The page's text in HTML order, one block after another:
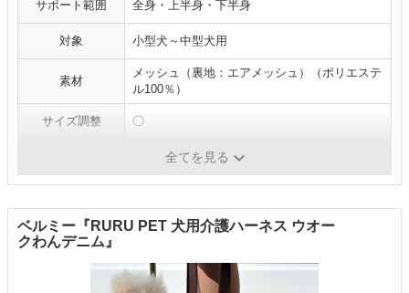
サポート範囲 全身・上半身・下半身
対象 小型犬～中型犬用
素材
メッシュ（裏地：エアメッシュ）（ポリエステ
ル100％）
サイズ調整 〇
全てを見る
ベルミー『RURU PET 犬用介護ハーネス ウオー
クわんデニム』